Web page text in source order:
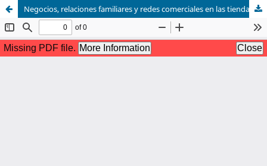
Negocios, relaciones familiares y redes comerciales en las tiendas de barrio del caribe colombiano